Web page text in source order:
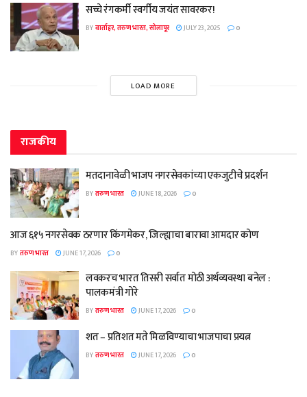
सच्चे रंगकर्मी स्वर्गीय जयंत सावरकर!
BYवार्ताहर, तरुण भारत, सोलापूर JULY 23, 2025 0
LOAD MORE
राजकीय
मतदानावेळी भाजप नगरसेवकांच्या एकजुटीचे प्रदर्शन
BYतरुण भारत JUNE 18, 2026 0
आज ६१५ नगरसेवक ठरणार किंगमेकर, जिल्ह्याचा बारावा आमदार कोण
BYतरुण भारत JUNE 17, 2026 0
लवकरच भारत तिसरी सर्वात मोठी अर्थव्यवस्था बनेल :
पालकमंत्री गोरे
BYतरुण भारत JUNE 17, 2026 0
शत – प्रतिशत मते मिळविण्याचा भाजपाचा प्रयत्न
BYतरुण भारत JUNE 17, 2026 0